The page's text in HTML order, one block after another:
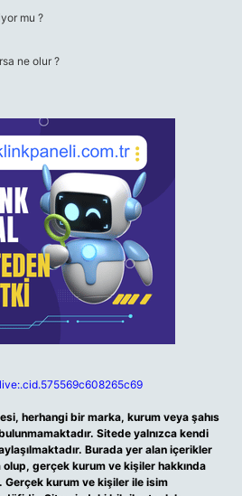
mu ?
ne olur ?
herhangi bir marka, kurum veya şahıs
Sitede yalnızca kendi
Burada yer alan içerikler
gerçek kurum ve kişiler hakkında
Gerçek kurum ve kişiler ile isim